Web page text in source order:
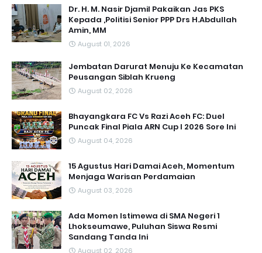
Dr. H. M. Nasir Djamil Pakaikan Jas PKS
Kepada ,Politisi Senior PPP Drs H.Abdullah
Amin, MM
August 01, 2026
Jembatan Darurat Menuju Ke Kecamatan
Peusangan Siblah Krueng
August 02, 2026
Bhayangkara FC Vs Razi Aceh FC: Duel
Puncak Final Piala ARN Cup I 2026 Sore Ini
August 04, 2026
15 Agustus Hari Damai Aceh, Momentum
Menjaga Warisan Perdamaian
August 03, 2026
Ada Momen Istimewa di SMA Negeri 1
Lhokseumawe, Puluhan Siswa Resmi
Sandang Tanda Ini
August 02, 2026